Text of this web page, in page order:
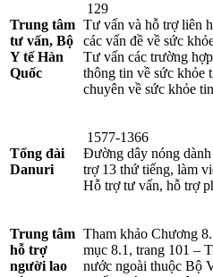
Trung tâm
tư vấn, Bộ
Y tế Hàn
Quốc
129
Tư vấn và hỗ trợ liên
các vấn đề về sức
Tư vấn các trường
thông tin về sức khỏe
chuyên về sức khỏe
Tổng đài
Danuri
1577-1366
Đường dây nóng
trợ 13 thứ tiếng, làm
Hỗ trợ tư vấn, hỗ trợ
Trung tâm
hỗ trợ
người lao
Tham khảo Chương
mục 8.1, trang 101 –
nước ngoài thuộc Bộ